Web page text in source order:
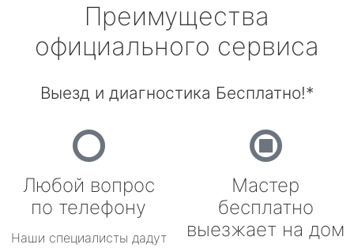
Преимущества
официального сервиса
Выезд и диагностика Бесплатно!*
Любой вопрос
по телефону
Наши специалисты дадут
Мастер
бесплатно
выезжает на дом